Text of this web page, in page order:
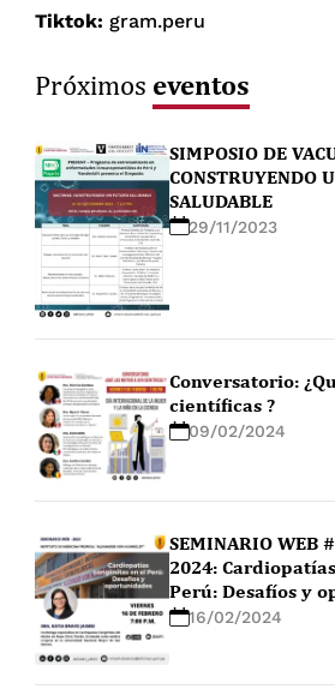
Tiktok: gram.peru
Próximos eventos
SIMPOSIO DE
CONSTRUYENDO
SALUDABLE
29/11/2023
Conversatorio:
científicas ?
09/02/2024
SEMINARIO WEB
2024:
Perú: Desafíos y
16/02/2024